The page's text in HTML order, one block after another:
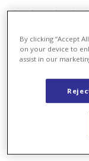
Lenken durch
Der südliche
macht das
hier nicht mehr
erschwert aber
keine
Überblick über
Ausnahmen,
By clicking “Accept
on your device to
assist in our